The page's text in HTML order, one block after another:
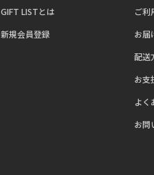
GIFT LISTとは
新規会員登録
ご利
お届
配送
お支
よく
お問